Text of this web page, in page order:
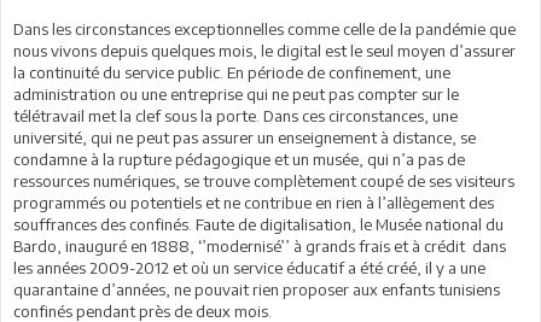
Dans les circonstances exceptionnelles comme celle de la pandémie que
nous vivons depuis quelques mois, le digital est le seul moyen d’assurer
la continuité du service public. En période de confinement, une
administration ou une entreprise qui ne peut pas compter sur le
télétravail met la clef sous la porte. Dans ces circonstances, une
université, qui ne peut pas assurer un enseignement à distance, se
condamne à la rupture pédagogique et un musée, qui n’a pas de
ressources numériques, se trouve complètement coupé de ses visiteurs
programmés ou potentiels et ne contribue en rien à l’allègement des
souffrances des confinés. Faute de digitalisation, le Musée national du
Bardo, inauguré en 1888, ‘’modernisé’’ à grands frais et à crédit dans
les années 2009-2012 et où un service éducatif a été créé, il y a une
quarantaine d’années, ne pouvait rien proposer aux enfants tunisiens
confinés pendant près de deux mois.